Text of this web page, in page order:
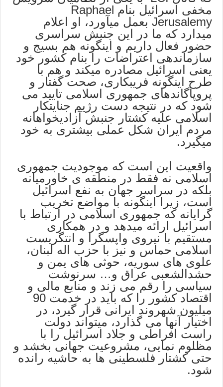
مخفی اسرائیل بنام Raphael
Jerusalemy بعمل میآورد، او اعلام
میدارد که ما در این جنبش سراسری
حضور فعال داریم و اینگونه هم بسیج و
سازماندهی اعتراضات را بنام کشور خود
یعنی اسرائیل مصادره میکند و هم با
طرح اینگونه فریبکاری، صحت گفتار و
پروپاگاندهای جمهوری اسلامی تایید می
شود که در نتیجه دست رژیم جنایتکار
اسلامی علیه کشتار جنبش آزادیخواهانه
مردم ایران شکل عملی بیشتری به خود
میگیرد.
واقعیت این است که موجودیت جمهوری
اسلامی نه فقط در منطقه ی خاورمیانه
بلکه در سراسر جهان به نفع اسرائیل
است، زیرا اینگونه با مواضع تخریب
گرایانه که جمهوری اسلامی در ارتباط با
اسرائیل ارائه میدهد و در همکاری
مستقیم با نیروی واپسگرا و انتگریست
اسلامی حماس و نیز با حزب اله لبنان،
علوی های سوریه، حوثی های یمن و
حشدالشعبی عراق و… سرنوشت
سیاسی را رقم می زند و منابع مالی و
اقتصاد کشور را که باید در خدمت 90
میلیون شهروند ایرانی قرار گیرد، در
اختیار آنها می گذارد، میتواند دولت
راست افراطی و جلاد اسرائیل را با
مظلوم نمایی، مشروعیت جهانی بخشد و
حتی کشتار فلسطینی ها به حاشیه رانده
شود.